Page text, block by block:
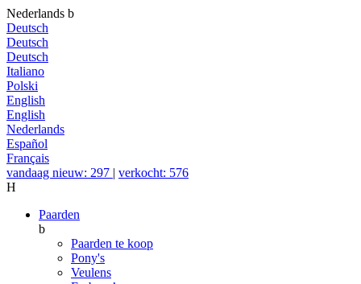
Nederlands b
Deutsch
Deutsch
Deutsch
Italiano
Polski
English
English
Nederlands
Español
Français
vandaag nieuw: 297 | verkocht: 576
H
Paarden
b
Paarden te koop
Pony's
Veulens